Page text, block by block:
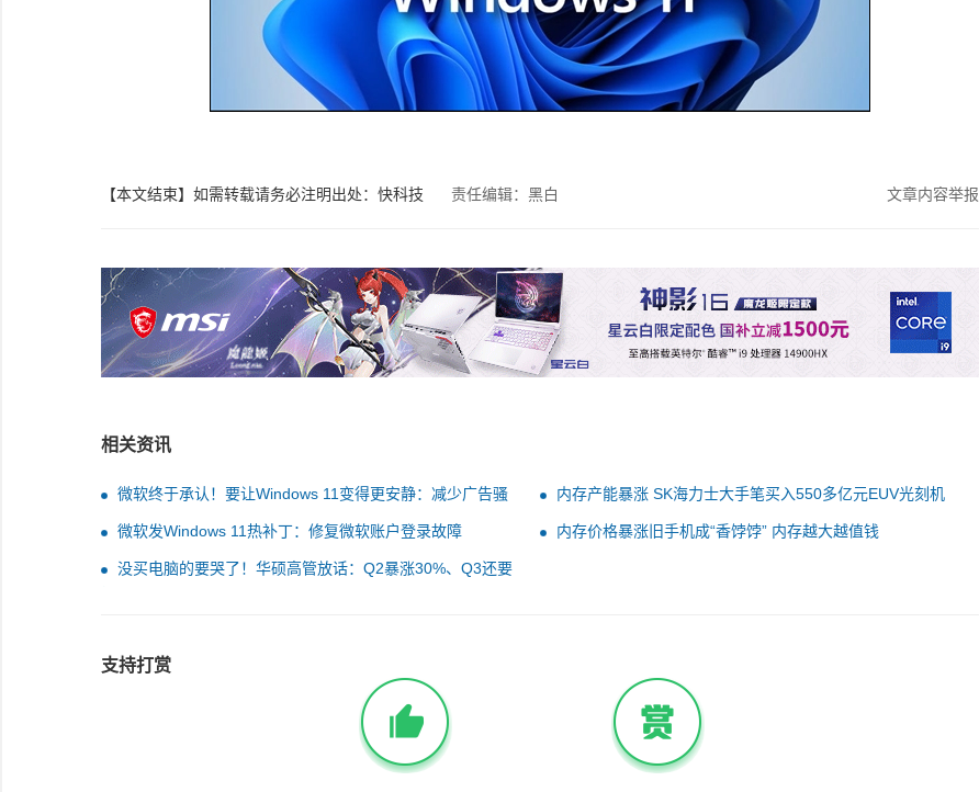
【本文结束】如需转载请务必注明出处：快科技 责任编辑：黑白 文章内容举报
相关资讯
微软终于承认！要让Windows 11变得更安静：减少广告骚
内存产能暴涨 SK海力士大手笔买入550多亿元EUV光刻机
微软发Windows 11热补丁：修复微软账户登录故障 内存价格暴涨旧手机成“香饽饽” 内存越大越值钱
没买电脑的要哭了！华硕高管放话：Q2暴涨30%、Q3还要
支持打赏